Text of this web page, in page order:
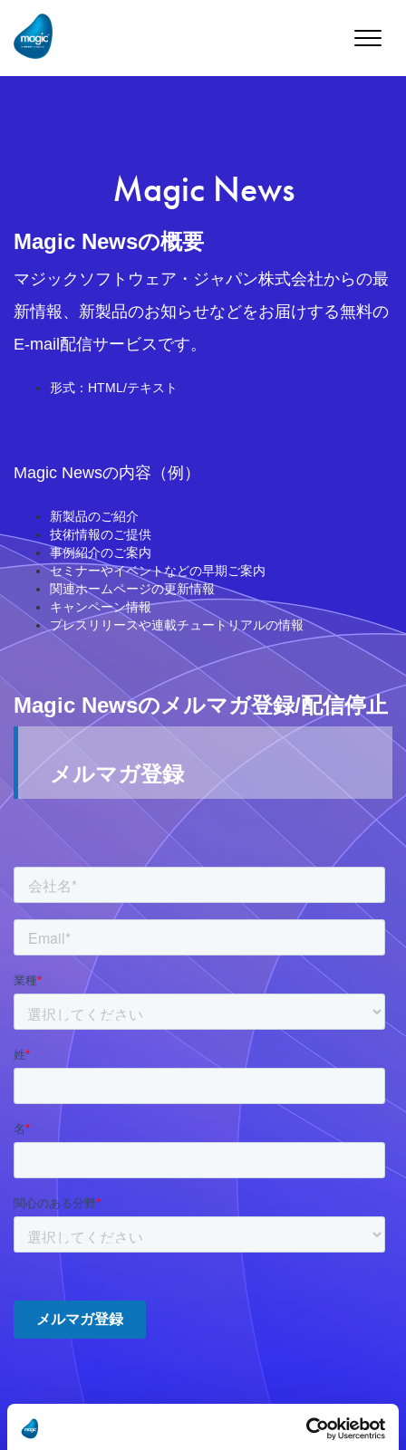
Toggle
Magic News
Magic Newsの概要
マジックソフトウェア・ジャパン株式会社からの最
新情報、新製品のお知らせなどをお届けする無料の
E-mail配信サービスです。
形式：HTML/テキスト
Magic Newsの内容（例）
新製品のご紹介
技術情報のご提供
事例紹介のご案内
セミナーやイベントなどの早期ご案内
関連ホームページの更新情報
キャンペーン情報
プレスリリースや連載チュートリアルの情報
Magic Newsのメルマガ登録/配信停止
メルマガ登録
注意事項